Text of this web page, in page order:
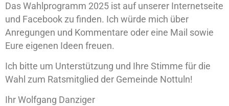
Das Wahlprogramm 2025 ist auf unserer Internetseite
und Facebook zu finden. Ich würde mich über
Anregungen und Kommentare oder eine Mail sowie
Eure eigenen Ideen freuen.
Ich bitte um Unterstützung und Ihre Stimme für die
Wahl zum Ratsmitglied der Gemeinde Nottuln!
Ihr Wolfgang Danziger